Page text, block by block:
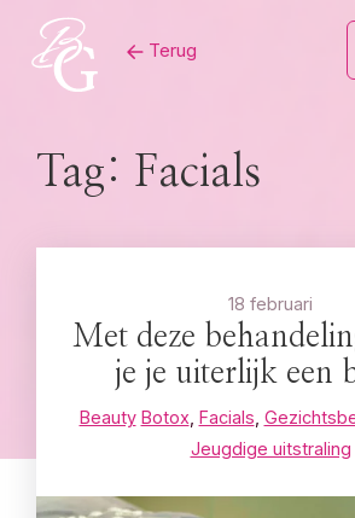
content
Terug
Tag: Facials
18 februari
Met deze
je je uiterlijk een
Beauty Botox Facials
Jeugdige uitstraling